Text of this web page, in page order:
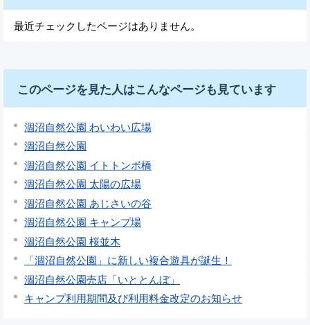
最近チェックしたページはありません。
このページを見た人はこんなページも見ています
涸沼自然公園 わいわい広場
涸沼自然公園
涸沼自然公園 イトトンボ橋
涸沼自然公園 太陽の広場
涸沼自然公園 あじさいの谷
涸沼自然公園 キャンプ場
涸沼自然公園 桜並木
「涸沼自然公園」に新しい複合遊具が誕生！
涸沼自然公園売店「いととんぼ」
キャンプ利用期間及び利用料金改定のお知らせ